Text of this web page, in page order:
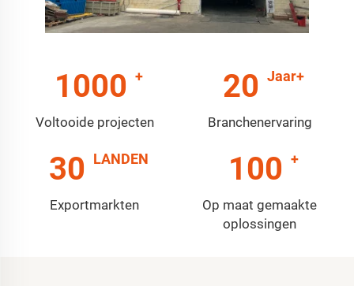
1000
Voltooide projecten
20
Branchenervaring
30
Exportmarkten
100
Op maat gemaakte
oplossingen